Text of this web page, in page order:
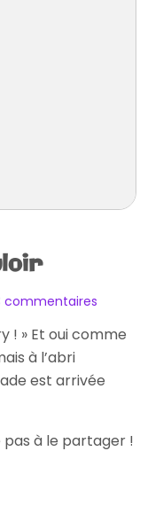
commentaires
Vs.
! » Et oui comme
à l’abri
est arrivée
pas à le partager !